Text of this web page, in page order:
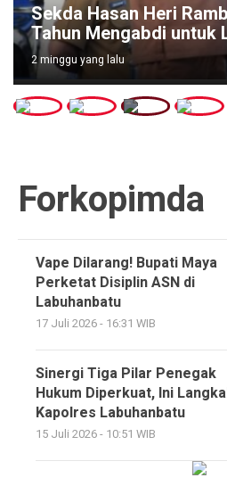
Sekda Hasan Heri
Tahun Mengabdi untuk
2 minggu yang lalu
Forkopimda
Vape Dilarang! Bupati Maya
Perketat Disiplin ASN di
Labuhanbatu
17 Juli 2026 - 16:31 WIB
Sinergi Tiga Pilar Penegak
Hukum Diperkuat, Ini
Kapolres Labuhanbatu
15 Juli 2026 - 10:51 WIB